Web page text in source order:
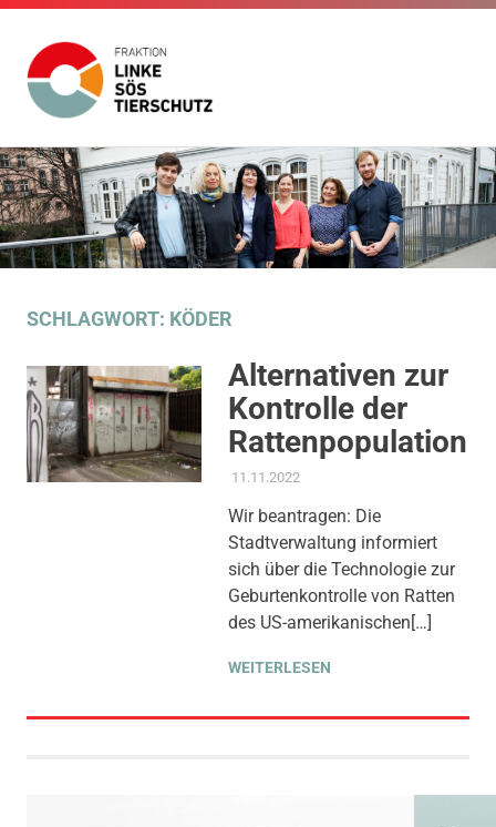
Zum
Inhalt
springen
Linke
SÖS
Tierschutz
der
Fraktion
Die
Linke
SÖS
Gemeinderat
SCHLAGWORT: KÖDER
Alternativen zur
Kontrolle der
Rattenpopulation
11.11.2022ADMIN
AKTUELLES
THEMEN ,TIERSCHUTZ
UMWELT, KLIMA & ENERGIE
Wir beantragen: Die
Stadtverwaltung informiert
sich über die Technologie zur
Geburtenkontrolle von Ratten
des US-amerikanischen[…]
WEITERLESEN